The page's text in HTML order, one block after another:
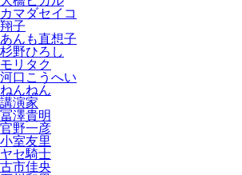
カマダセイコ
翔子
あんも直想子
杉野ひろし
モリタク
河口こうへい
ねんねん
講演家
冨澤貴明
官野一彦
小室友里
ヤセ騎士
古市佳央